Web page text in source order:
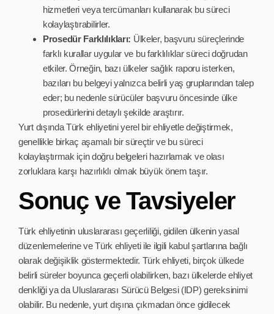
hizmetleri veya tercümanları kullanarak bu süreci
kolaylaştırabilirler.
Prosedür Farklılıkları: Ülkeler, başvuru süreçlerinde
farklı kurallar uygular ve bu farklılıklar süreci doğrudan
etkiler. Örneğin, bazı ülkeler sağlık raporu isterken,
bazıları bu belgeyi yalnızca belirli yaş gruplarından talep
eder; bu nedenle sürücüler başvuru öncesinde ülke
prosedürlerini detaylı şekilde araştırır.
Yurt dışında Türk ehliyetini yerel bir ehliyetle değiştirmek,
genellikle birkaç aşamalı bir süreçtir ve bu süreci
kolaylaştırmak için doğru belgeleri hazırlamak ve olası
zorluklara karşı hazırlıklı olmak büyük önem taşır.
Sonuç ve Tavsiyeler
Türk ehliyetinin uluslararası geçerliliği, gidilen ülkenin yasal
düzenlemelerine ve Türk ehliyeti ile ilgili kabul şartlarına bağlı
olarak değişiklik göstermektedir. Türk ehliyeti, birçok ülkede
belirli süreler boyunca geçerli olabilirken, bazı ülkelerde ehliyet
denkliği ya da Uluslararası Sürücü Belgesi (IDP) gereksinimi
olabilir. Bu nedenle, yurt dışına çıkmadan önce gidilecek